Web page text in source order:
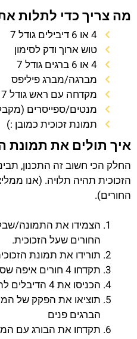
מה צריך כדי לתלות
4 או 6 דיבילים גודל 7
טוש ארוך ודק לסימון
4 או 6 ברגים גודל 7
מברגה/מברג פיליפס
מקדחה עם ראש גודל 7
מנטים/ספייסרים
תמונת זכוכית כמובן :)
איך תולים את תמונת
החלק הכי חשוב זה התכנון,
הזכוכית תהיה תלויה. (אנו
החורים).
הצמידו את התמונה/
החורים שעל הזכוכית.
תורידו את תמונת
תקדחו 4 חורים איפה שסימנתם
הכניסו את 4 הדיבלים לתוך החורים
תוציאו את הפקק של
הברגים פנים
תקדחו את הבורג עם המנט/